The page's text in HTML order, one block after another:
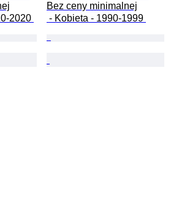
2020
Bez ceny minimalnej
- Kobieta - 1990-1999